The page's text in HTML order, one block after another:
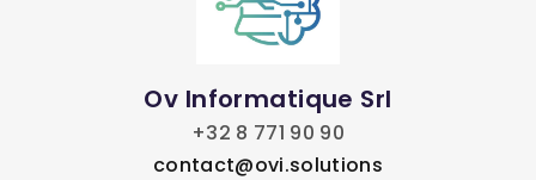
Ov Informatique Srl
+32 8 771 90 90
contact@ovi.solutions